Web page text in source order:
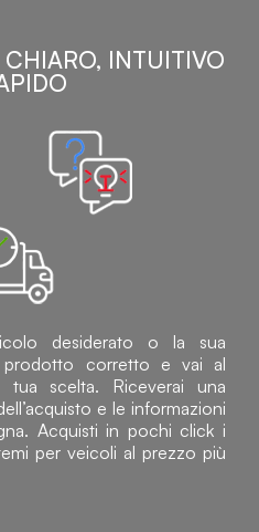
INTUITIVO
desiderato o la sua
prodotto corretto e vai al
tua scelta. Riceverai una
e le informazioni
Acquisti in pochi click i
per veicoli al prezzo più